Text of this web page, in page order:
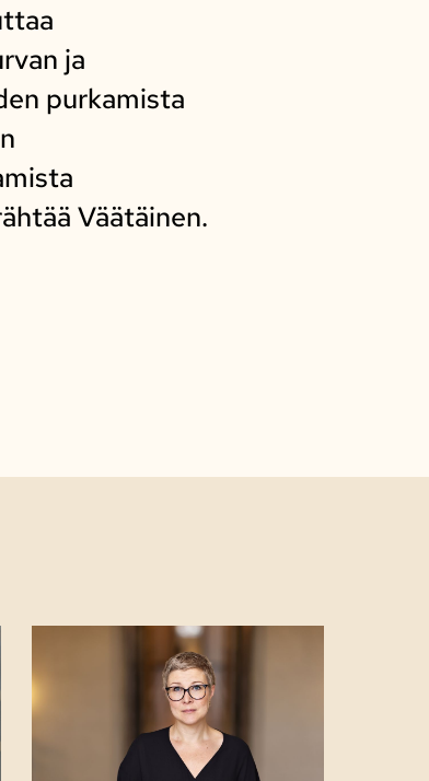
ja
purkamista
Väätäinen.